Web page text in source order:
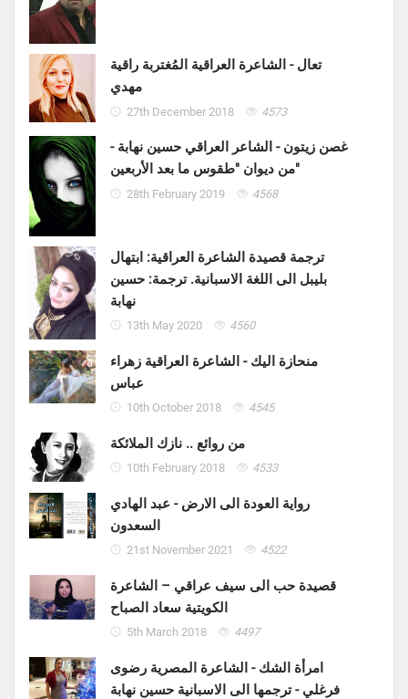
تعال - الشاعرة العراقية المُغتربة راقية
مهدي
27th December 2018 4573
غصن زيتون - الشاعر العراقي حسين نهابة -
من ديوان "طقوس ما بعد الأربعين"
28th February 2019 4568
ترجمة قصيدة الشاعرة العراقية: ابتهال
بليبل الى اللغة الاسبانية. ترجمة: حسين
نهابة
13th May 2020 4560
منحازة اليك - الشاعرة العراقية زهراء
عباس
10th October 2018 4545
من روائع .. نازك الملائكة
10th February 2018 4533
رواية العودة الى الارض - عبد الهادي
السعدون
21st November 2021 4522
قصيدة حب الى سيف عراقي – الشاعرة
الكويتية سعاد الصباح
5th March 2018 4497
امرأة الشك - الشاعرة المصرية رضوى
فرغلي - ترجمها الى الاسبانية حسين نهابة